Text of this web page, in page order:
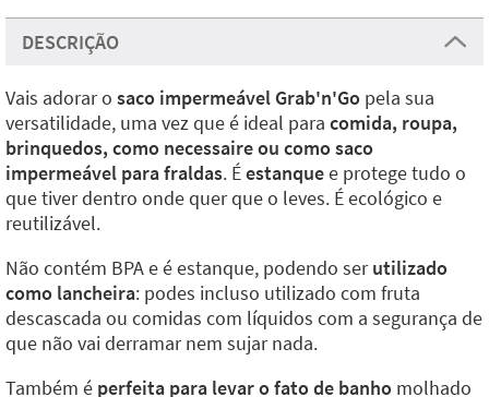
DESCRIÇÃO
Vais adorar o saco impermeável Grab'n'Go pela sua
versatilidade, uma vez que é ideal para comida, roupa,
brinquedos, como necessaire ou como saco
impermeável para fraldas. Éestanquee protege tudo o
que tiver dentro onde quer que o leves. É ecológico e
reutilizável.
Não contém BPA e é estanque, podendo serutilizado
como lancheira: podes incluso utilizado com fruta
descascada ou comidas com líquidos com a segurança de
que não vai derramar nem sujar nada.
Também é perfeita para levar o fato de banho molhado